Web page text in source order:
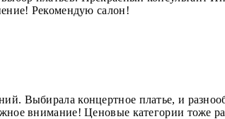
Рекомендую салон!
Выбирала концертное платье, и
внимание! Ценовые категории тоже